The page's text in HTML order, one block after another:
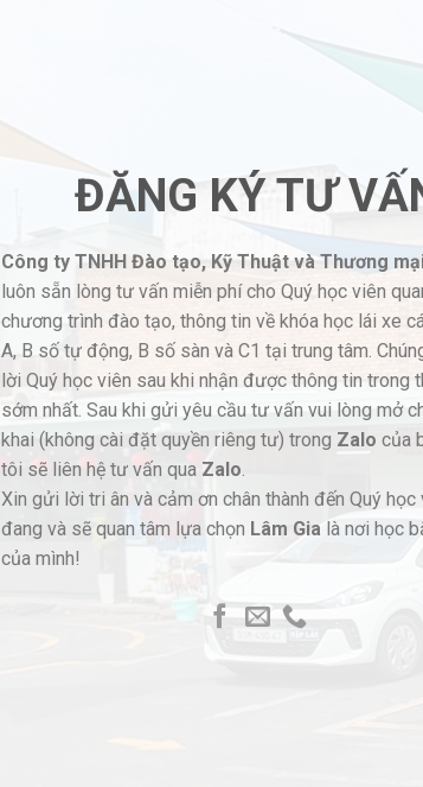
ĐĂNG KÝ TƯ
Công ty TNHH Đào tạo, Kỹ Thuật và Thương
luôn sẵn lòng tư vấn miễn phí cho Quý học viên
chương trình đào tạo, thông tin về khóa học lái xe
A, B số tự động, B số sàn và C1 tại trung tâm.
lời Quý học viên sau khi nhận được thông tin trong
sớm nhất. Sau khi gửi yêu cầu tư vấn vui lòng mở
khai (không cài đặt quyền riêng tư) trong Zalo của
tôi sẽ liên hệ tư vấn qua Zalo.
Xin gửi lời tri ân và cảm ơn chân thành đến Quý học
đang và sẽ quan tâm lựa chọn Lâm Gialà nơi học
của mình!